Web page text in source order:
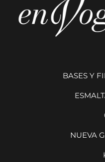
BASES Y
NUEVA